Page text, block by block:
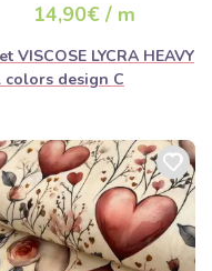
14,90€ / m
VISCOSE LYCRA HEAVY
colors design C